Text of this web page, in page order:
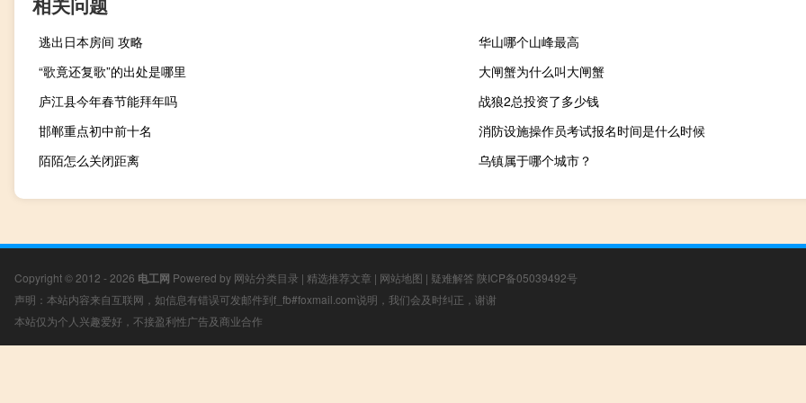
逃出日本房间 攻略
华山哪个山峰最高
“歌竟还复歌”的出处是哪里
大闸蟹为什么叫大闸蟹
庐江县今年春节能拜年吗
战狼2总投资了多少钱
邯郸重点初中前十名
消防设施操作员考试报名时间是什么时候
陌陌怎么关闭距离
乌镇属于哪个城市？
Copyright © 2012 - 2026 电工网 Powered by 网站分类目录 | 精选推荐文章 | 网站地图 | 疑难解答 陕ICP备05039492号
声明：本站内容来自互联网，如信息有错误可发邮件到f_fb#foxmail.com说明，我们会及时纠正，谢谢
本站仅为个人兴趣爱好，不接盈利性广告及商业合作